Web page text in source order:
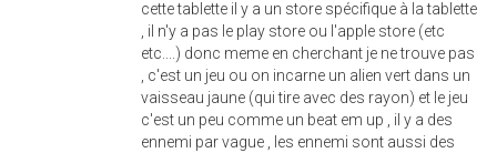
cette tablette il y a un store spécifique à la tablette
, il n'y a pas le play store ou l'apple store (etc
etc....) donc meme en cherchant je ne trouve pas
, c'est un jeu ou on incarne un alien vert dans un
vaisseau jaune (qui tire avec des rayon) et le jeu
c'est un peu comme un beat em up , il y a des
ennemi par vague , les ennemi sont aussi des